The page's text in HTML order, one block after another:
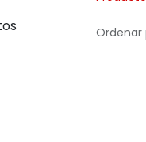
Ordenar